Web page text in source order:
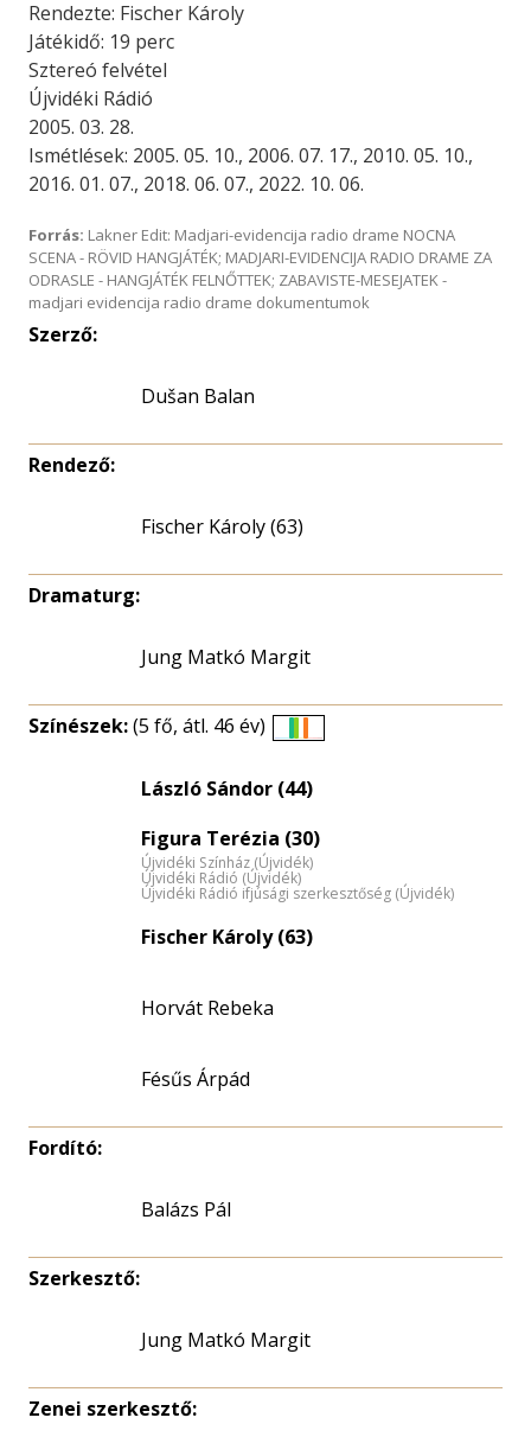
Rendezte: Fischer Károly
Játékidő: 19 perc
Sztereó felvétel
Újvidéki Rádió
2005. 03. 28.
Ismétlések: 2005. 05. 10., 2006. 07. 17., 2010. 05. 10.,
2016. 01. 07., 2018. 06. 07., 2022. 10. 06.
Forrás: Lakner Edit: Madjari-evidencija radio drame NOCNA
SCENA - RÖVID HANGJÁTÉK; MADJARI-EVIDENCIJA RADIO DRAME ZA
ODRASLE - HANGJÁTÉK FELNŐTTEK; ZABAVISTE-MESEJATEK -
madjari evidencija radio drame dokumentumok
Szerző:
Dušan Balan
Rendező:
Fischer Károly (63)
Dramaturg:
Jung Matkó Margit
Színészek:(5 fő, átl. 46 év)
eloszlás
László Sándor (44)
Figura Terézia (30)
Újvidéki Színház (Újvidék)
Újvidéki Rádió (Újvidék)
Újvidéki Rádió ifjúsági szerkesztőség (Újvidék)
Fischer Károly (63)
Horvát Rebeka
Fésűs Árpád
Fordító:
Balázs Pál
Szerkesztő:
Jung Matkó Margit
Zenei szerkesztő: